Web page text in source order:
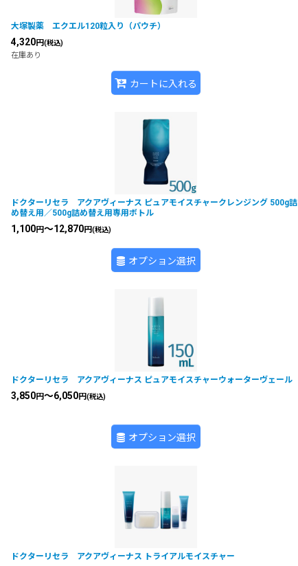
大塚製薬 エクエル120粒入り（パウチ）
4,320円(税込)
在庫あり
カートに入れる
ドクターリセラ アクアヴィーナス ピュアモイスチャークレンジング 500g詰
め替え用／500g詰め替え用専用ボトル
1,100円～12,870円(税込)
オプション選択
ドクターリセラ アクアヴィーナス ピュアモイスチャーウォーターヴェール
3,850円～6,050円(税込)
オプション選択
ドクターリセラ アクアヴィーナス トライアルモイスチャー